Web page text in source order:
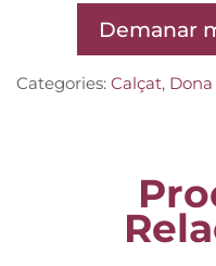
Demanar
Categories: Calçat, Dona